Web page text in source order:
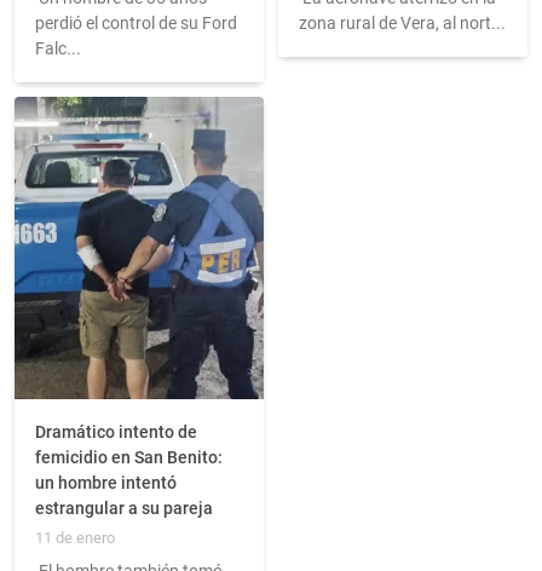
perdió el control de su Ford
Falc...
zona rural de Vera, al nort...
Dramático intento de
femicidio en San Benito:
un hombre intentó
estrangular a su pareja
11 de enero